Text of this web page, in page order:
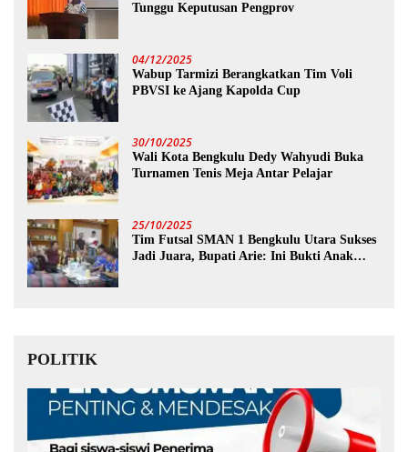
Tunggu Keputusan Pengprov
04/12/2025
Wabup Tarmizi Berangkatkan Tim Voli
PBVSI ke Ajang Kapolda Cup
30/10/2025
Wali Kota Bengkulu Dedy Wahyudi Buka
Turnamen Tenis Meja Antar Pelajar
25/10/2025
Tim Futsal SMAN 1 Bengkulu Utara Sukses
Jadi Juara, Bupati Arie: Ini Bukti Anak
POLITIK